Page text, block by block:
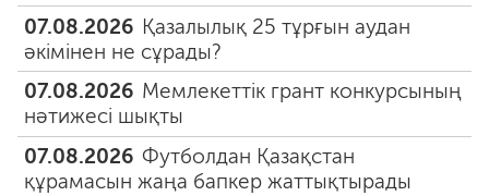
07.08.2026 Қазалылық 25 тұрғын аудан
әкімінен не сұрады?
07.08.2026 Мемлекеттік грант конкурсының
нәтижесі шықты
07.08.2026 Футболдан Қазақстан
құрамасын жаңа бапкер жаттықтырады